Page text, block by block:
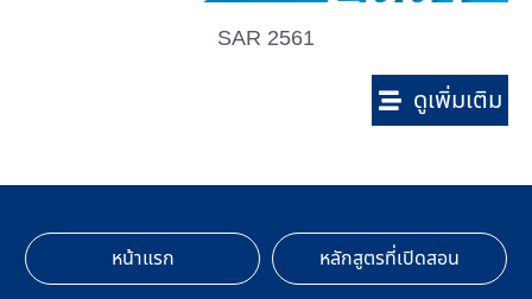
SAR 2561
ดูเพิ่มเติม
หน้าแรก หลักสูตรที่เปิดสอน